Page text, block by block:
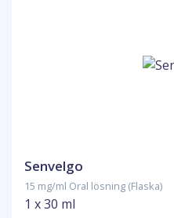
Senvelgo
15 mg/ml Oral lösning (Flaska)
1 x 30 ml